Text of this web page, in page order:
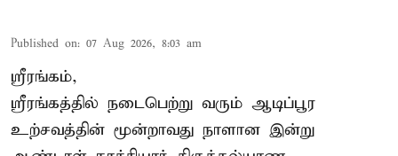
Published on: 07 Aug 2026, 8:03 am
ஸ்ரீரங்கம்,
ஸ்ரீரங்கத்தில் நடைபெற்று வரும் ஆடிப்பூர
உற்சவத்தின் மூன்றாவது நாளான இன்று